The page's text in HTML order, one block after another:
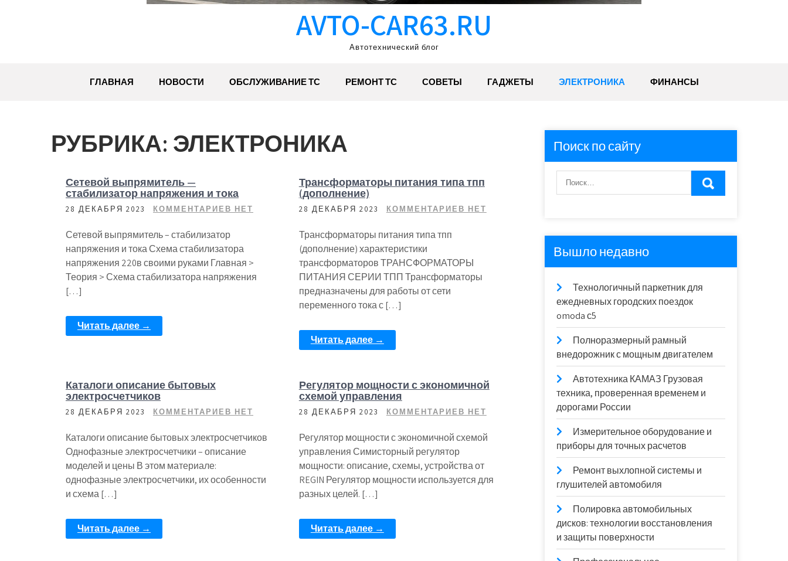
AVTO-CAR63.RU
Автотехнический блог
ГЛАВНАЯ НОВОСТИ ОБСЛУЖИВАНИЕ ТС РЕМОНТ ТС СОВЕТЫ ГАДЖЕТЫ ЭЛЕКТРОНИКА ФИНАНСЫ
РУБРИКА: ЭЛЕКТРОНИКА
Сетевой выпрямитель —
стабилизатор напряжения и тока
28 ДЕКАБРЯ 2023 КОММЕНТАРИЕВ НЕТ
Сетевой выпрямитель – стабилизатор
напряжения и тока Схема стабилизатора
напряжения 220в своими руками Главная >
Теория > Схема стабилизатора напряжения
[…]
Читать далее →
Трансформаторы питания типа тпп
(дополнение)
28 ДЕКАБРЯ 2023 КОММЕНТАРИЕВ НЕТ
Трансформаторы питания типа тпп
(дополнение) характеристики
трансформаторов ТРАНСФОРМАТОРЫ
ПИТАНИЯ СЕРИИ ТПП Трансформаторы
предназначены для работы от сети
переменного тока с […]
Читать далее →
Каталоги описание бытовых
электросчетчиков
28 ДЕКАБРЯ 2023 КОММЕНТАРИЕВ НЕТ
Каталоги описание бытовых электросчетчиков
Однофазные электросчетчики – описание
моделей и цены В этом материале:
однофазные электросчетчики, их особенности
и схема […]
Читать далее →
Регулятор мощности с экономичной
схемой управления
28 ДЕКАБРЯ 2023 КОММЕНТАРИЕВ НЕТ
Регулятор мощности с экономичной схемой
управления Симисторный регулятор
мощности: описание, схемы, устройства от
REGIN Регулятор мощности используется для
разных целей. […]
Читать далее →
Поиск по сайту
Вышло недавно
Технологичный паркетник для
ежедневных городских поездок
omoda с5
Полноразмерный рамный
внедорожник с мощным двигателем
Автотехника КАМАЗ Грузовая
техника, проверенная временем и
дорогами России
Измерительное оборудование и
приборы для точных расчетов
Ремонт выхлопной системы и
глушителей автомобиля
Полировка автомобильных
дисков: технологии восстановления
и защиты поверхности